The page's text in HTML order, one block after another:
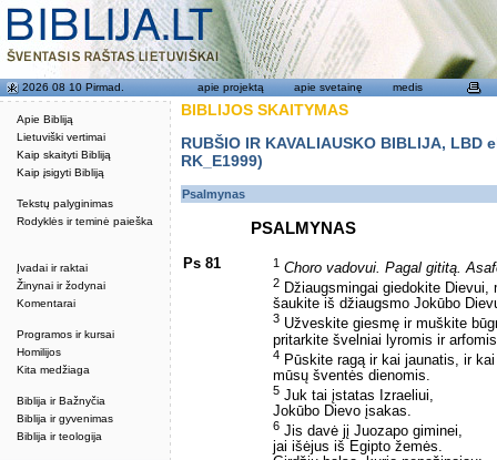
Apie Bibliją
Lietuviški vertimai
Kaip skaityti Bibliją
Kaip įsigyti Bibliją
Tekstų palyginimas
Rodyklės ir teminė paieška
Įvadai ir raktai
Žinynai ir žodynai
Komentarai
Programos ir kursai
Homilijos
Kita medžiaga
Biblija ir Bažnyčia
Biblija ir gyvenimas
Biblija ir teologija
2026 08 10 Pirmad. apie projektą apie svetainę medis
BIBLIJOS SKAITYMAS
RUBŠIO IR KAVALIAUSKO BIBLIJA,
RK_E1999)
Psalmynas
PSALMYNAS
Ps 81 1 Choro vadovui. Pagal gititą.
2 Džiaugsmingai giedokite Dievui,
šaukite iš džiaugsmo Jokūbo
3 Užveskite giesmę ir muškite
pritarkite švelniai lyromis ir
4 Pūskite ragą ir kai jaunatis, ir
mūsų šventės dienomis.
5 Juk tai įstatas Izraeliui,
Jokūbo Dievo įsakas.
6 Jis davė jį Juozapo giminei,
jai išėjus iš Egipto žemės.